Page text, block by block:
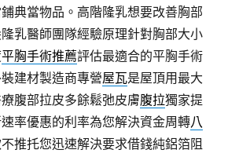
典當物品。高階隆乳想要改善胸部
乳醫師團隊經驗原理針對胸部大小
平胸手術推薦評估最適合的平胸手術
建材製造商專營屋瓦是屋頂用最大
腹部拉皮多餘鬆弛皮膚腹拉獨家提
率優惠的利率為您解決資金周轉八
推托您迅速解決要求借錢純鋁箔阻